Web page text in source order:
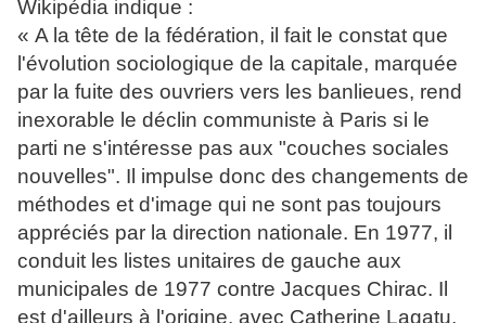
Wikipédia indique :
« A la tête de la fédération, il fait le constat que
l'évolution sociologique de la capitale, marquée
par la fuite des ouvriers vers les banlieues, rend
inexorable le déclin communiste à Paris si le
parti ne s'intéresse pas aux "couches sociales
nouvelles". Il impulse donc des changements de
méthodes et d'image qui ne sont pas toujours
appréciés par la direction nationale. En 1977, il
conduit les listes unitaires de gauche aux
municipales de 1977 contre Jacques Chirac. Il
est d'ailleurs à l'origine, avec Catherine Lagatu,